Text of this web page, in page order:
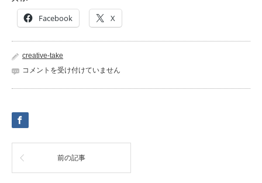
Facebook X
creative-take
kanban05
コメントを受け付けていません
前の記事